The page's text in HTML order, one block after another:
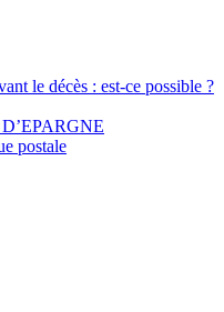
le décès : est-ce possible ?
D’EPARGNE
postale